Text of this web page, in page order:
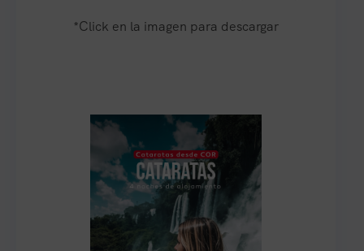
*Click en la imagen para descargar